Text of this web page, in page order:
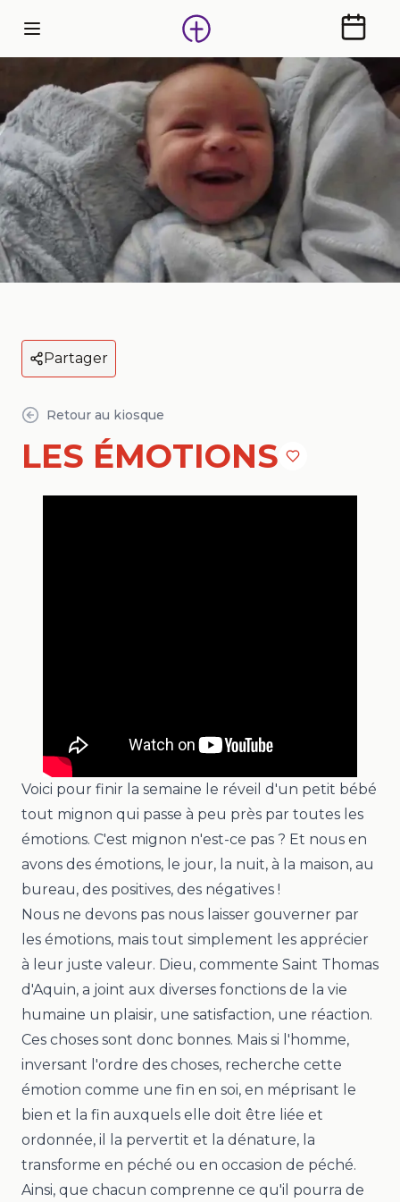
Partager
Retour au kiosque
LES ÉMOTIONS
Voici pour finir la semaine le réveil d'un petit bébé
tout mignon qui passe à peu près par toutes les
émotions. C'est mignon n'est-ce pas ? Et nous en
avons des émotions, le jour, la nuit, à la maison, au
bureau, des positives, des négatives !
Nous ne devons pas nous laisser gouverner par
les émotions, mais tout simplement les apprécier
à leur juste valeur. Dieu, commente Saint Thomas
d'Aquin, a joint aux diverses fonctions de la vie
humaine un plaisir, une satisfaction, une réaction.
Ces choses sont donc bonnes. Mais si l'homme,
inversant l'ordre des choses, recherche cette
émotion comme une fin en soi, en méprisant le
bien et la fin auxquels elle doit être liée et
ordonnée, il la pervertit et la dénature, la
transforme en péché ou en occasion de péché.
Ainsi, que chacun comprenne ce qu'il pourra de